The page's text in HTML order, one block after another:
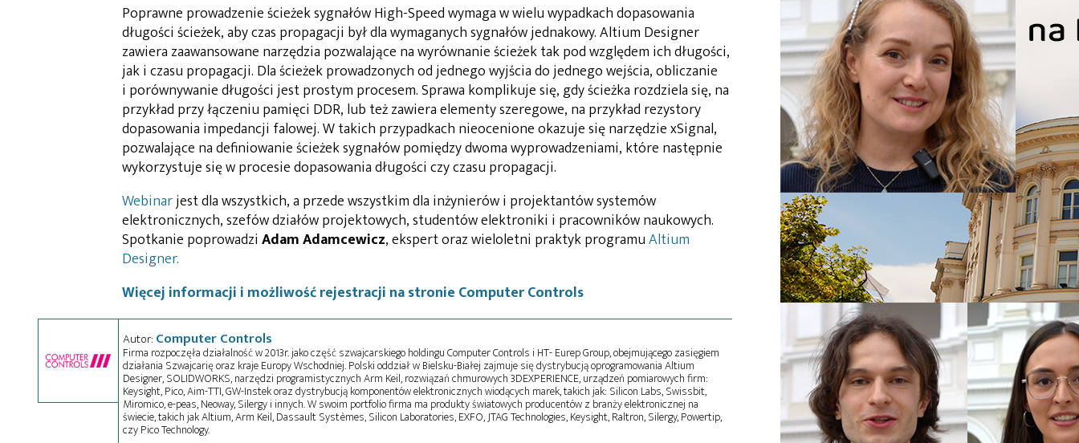
Poprawne prowadzenie ścieżek sygnałów High-Speed wymaga w wielu wypadkach dopasowania
długości ścieżek, aby czas propagacji był dla wymaganych sygnałów jednakowy. Altium Designer
zawiera zaawansowane narzędzia pozwalające na wyrównanie ścieżek tak pod względem ich długości,
jak i czasu propagacji. Dla ścieżek prowadzonych od jednego wyjścia do jednego wejścia, obliczanie
i porównywanie długości jest prostym procesem. Sprawa komplikuje się, gdy ścieżka rozdziela się, na
przykład przy łączeniu pamięci DDR, lub też zawiera elementy szeregowe, na przykład rezystory
dopasowania impedancji falowej. W takich przypadkach nieocenione okazuje się narzędzie xSignal,
pozwalające na definiowanie ścieżek sygnałów pomiędzy dwoma wyprowadzeniami, które następnie
wykorzystuje się w procesie dopasowania długości czy czasu propagacji.
Webinarjest dla wszystkich, a przede wszystkim dla inżynierów i projektantów systemów
elektronicznych, szefów działów projektowych, studentów elektroniki i pracowników naukowych.
Spotkanie poprowadzi Adam Adamcewicz, ekspert oraz wieloletni praktyk programuAltium
Designer.
Więcej informacji i możliwość rejestracji na stronie Computer Controls
Autor: Computer Controls
Firma rozpoczęła działalność w 2013r. jako część szwajcarskiego holdingu Computer Controls i HT- Eurep Group, obejmującego zasięgiem
działania Szwajcarię oraz kraje Europy Wschodniej. Polski oddział w Bielsku-Białej zajmuje się dystrybucją oprogramowania Altium
Designer, SOLIDWORKS, narzędzi programistycznych Arm Keil, rozwiązań chmurowych 3DEXPERIENCE, urządzeń pomiarowych firm:
Keysight, Pico, Aim-TTI, GW-Instek oraz dystrybucją komponentów elektronicznych wiodących marek, takich jak: Silicon Labs, Swissbit,
Miromico, e-peas, Neoway, Silergy i innych. W swoim portfolio firma ma produkty światowych producentów z branży elektronicznej na
świecie, takich jak Altium, Arm Keil, Dassault Systèmes, Silicon Laboratories, EXFO, JTAG Technologies, Keysight, Raltron, Silergy, Powertip,
czy Pico Technology.